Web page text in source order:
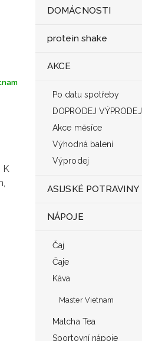
DOMÁCNOSTI
protein shake
AKCE
Po datu spotřeby
DOPRODEJ VÝPRODEJ
Akce měsíce
Výhodná balení
Výprodej
ASIJSKÉ POTRAVINY
NÁPOJE
Čaj
Čaje
Káva
Master Vietnam
Matcha Tea
Sportovní nápoje
K